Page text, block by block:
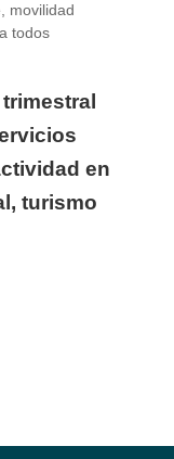
, movilidad
todos
en
turismo
del nuevo número